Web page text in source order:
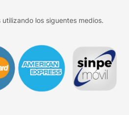
los siguentes medios.